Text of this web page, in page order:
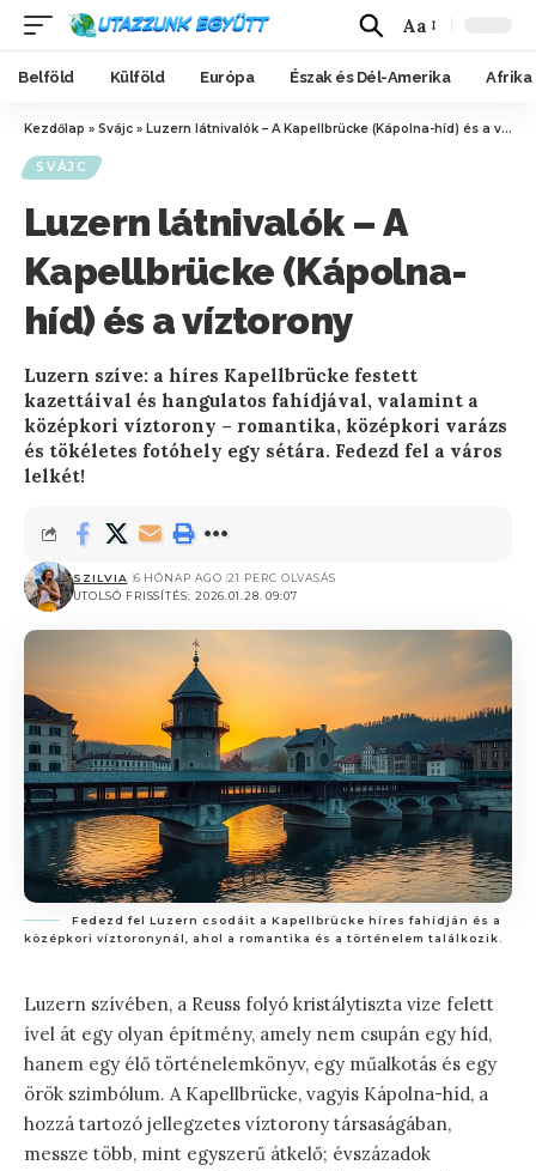
Aa
Belföld Külföld Európa Észak és Dél-Amerika Afrika
Kezdőlap » Svájc » Luzern látnivalók – A Kapellbrücke (Kápolna-híd) és a víztorony
SVÁJC
Luzern látnivalók – A
Kapellbrücke (Kápolna-
híd) és a víztorony
Luzern szíve: a híres Kapellbrücke festett
kazettáival és hangulatos fahídjával, valamint a
középkori víztorony – romantika, középkori varázs
és tökéletes fotóhely egy sétára. Fedezd fel a város
lelkét!
UTOLSÓ FRISSÍTÉS: 2026.01.28. 09:07
SZILVIA 6 HÓNAP AGO 21 PERC OLVASÁS
Fedezd fel Luzern csodáit a Kapellbrücke híres fahídján és a
középkori víztoronynál, ahol a romantika és a történelem találkozik.
Luzern szívében, a Reuss folyó kristálytiszta vize felett
ível át egy olyan építmény, amely nem csupán egy híd,
hanem egy élő történelemkönyv, egy műalkotás és egy
örök szimbólum. A Kapellbrücke, vagyis Kápolna-híd, a
hozzá tartozó jellegzetes víztorony társaságában,
messze több, mint egyszerű átkelő; évszázadok